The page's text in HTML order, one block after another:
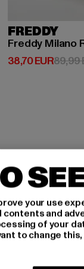
FREDDY
Freddy Milano
38,70 EUR
Derzeitiger Preis:
89,99
your use
and
of your
to change